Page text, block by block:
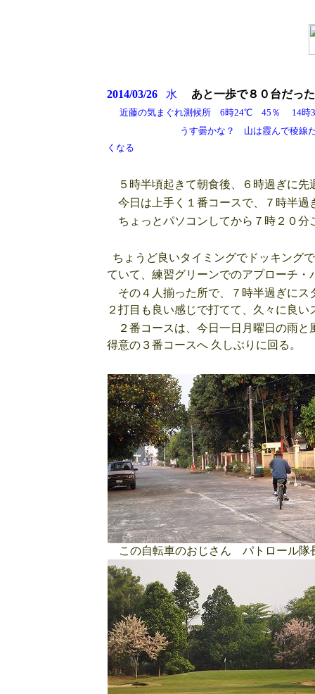
2014/03/26水 あと一歩で８０台だっ
近藤の気まぐれ測候所 6時24℃ 45％
うす曇かな？ 山は霞んで稜線だけしか
くなる
５時半頃起きて朝食後、６時過ぎに先
今日は上手く１番コースで、７時半過
ちょっとパソコンしてから７時２０分
ちょうど良いタイミングでドッキング
ていて、練習グリーンでのアプローチ・
その４人揃った所で、７時半過ぎに
２打目も良い感じで打てて、久々に良い
２番コースは、今日一日月曜日の雨と
得意の３番コースへ 久しぶりに回る。
この自転車のおじさん パトロール隊